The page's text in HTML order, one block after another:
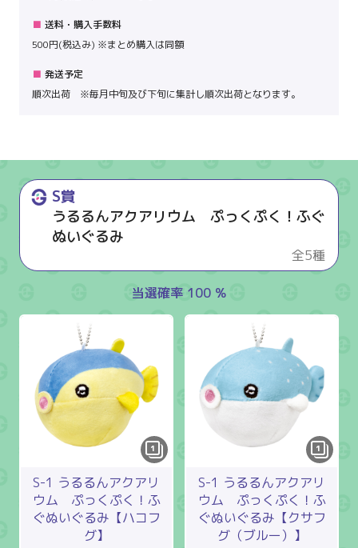
送料・購入手数料
500円(税込み) ※まとめ購入は同額
発送予定
順次出荷 ※毎月中旬及び下旬に集計し順次出荷となります。
S賞
うるるんアクアリウム ぷっくぷく！ふぐ
ぬいぐるみ
全5種
当選確率 100 %
1
S-1 うるるんアクアリ
ウム ぷっくぷく！ふ
ぐぬいぐるみ【ハコフ
グ】
1
S-1 うるるんアクアリ
ウム ぷっくぷく！ふ
ぐぬいぐるみ【クサフ
グ（ブルー）】